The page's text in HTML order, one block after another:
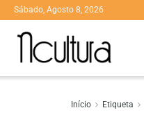
Sábado, Agosto 8, 2026
Início Etiqueta